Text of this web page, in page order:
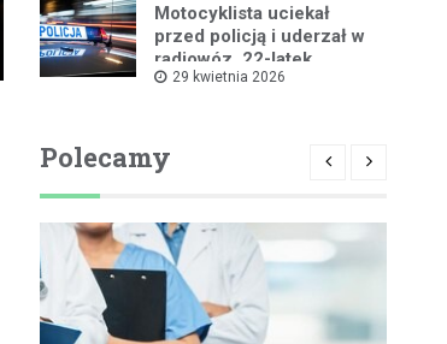
Motocyklista uciekał
przed policją i uderzał w
radiowóz, 22-latek
zatrzymany
29 kwietnia 2026
Polecamy